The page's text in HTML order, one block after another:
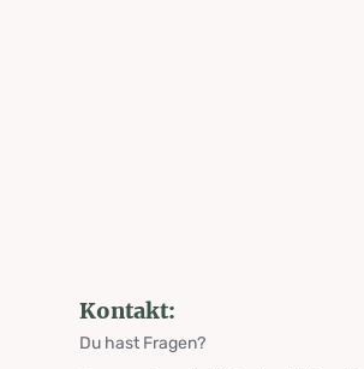
Kontakt:
Du hast Fragen?